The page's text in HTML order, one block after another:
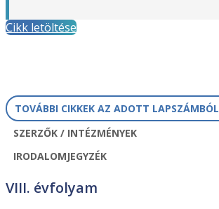
Cikk letöltése
TOVÁBBI CIKKEK AZ ADOTT LAPSZÁMBÓL
SZERZŐK / INTÉZMÉNYEK
IRODALOMJEGYZÉK
VIII. évfolyam